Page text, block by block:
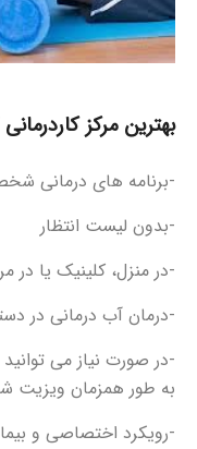
بهترین مرکز
-برنامه های درمانی
-بدون لیست انتظار
-در منزل، کلینیک یا
-درمان آب درمانی در
-در صورت نیاز می
به طور همزمان ویزیت
-رویکرد اختصاصی و